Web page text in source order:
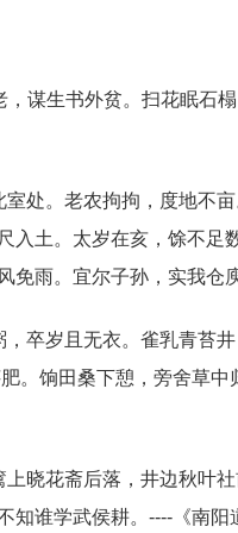
谋生书外贫。扫花眠石
处。老农拘拘，度地不
入土。太岁在亥，馀不足
雨。宜尔子孙，实我仓
卒岁且无衣。雀乳青苔
。饷田桑下憩，旁舍草中
晓花斋后落，井边秋叶
谁学武侯耕。----《南阳